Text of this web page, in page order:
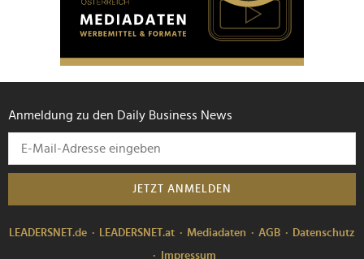
Anmeldung zu den Daily Business News
JETZT ANMELDEN
LEADERSNET.de LEADERSNET.at Mediadaten AGB
Datenschutz
Impressum